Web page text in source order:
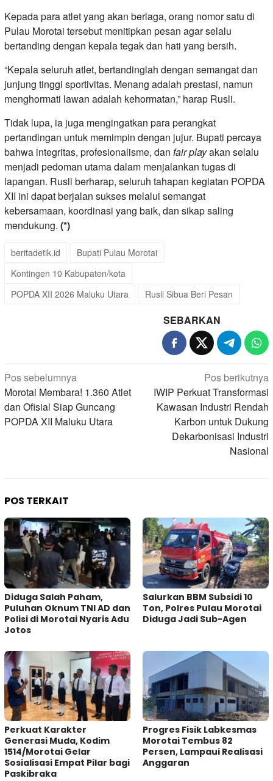
Kepada para atlet yang akan berlaga, orang nomor satu di
Pulau Morotai tersebut menitipkan pesan agar selalu
bertanding dengan kepala tegak dan hati yang bersih.
“Kepala seluruh atlet, bertandinglah dengan semangat dan
junjung tinggi sportivitas. Menang adalah prestasi, namun
menghormati lawan adalah kehormatan,” harap Rusli.
Tidak lupa, ia juga mengingatkan para perangkat
pertandingan untuk memimpin dengan jujur. Bupati percaya
bahwa integritas, profesionalisme, dan fair playakan selalu
menjadi pedoman utama dalam menjalankan tugas di
lapangan. Rusli berharap, seluruh tahapan kegiatan POPDA
XII ini dapat berjalan sukses melalui semangat
kebersamaan, koordinasi yang baik, dan sikap saling
mendukung. (*)
beritadetik.id
Bupati Pulau Morotai
Kontingen 10 Kabupaten/kota
POPDA XII 2026 Maluku Utara
Rusli Sibua Beri Pesan
SEBARKAN
Navigasi
pos
Pos sebelumnya
Morotai Membara! 1.360 Atlet
dan Ofisial Siap Guncang
POPDA XII Maluku Utara
Pos berikutnya
IWIP Perkuat Transformasi
Kawasan Industri Rendah
Karbon untuk Dukung
Dekarbonisasi Industri
Nasional
POS TERKAIT
Diduga Salah Paham,
Puluhan Oknum TNI AD dan
Polisi di Morotai Nyaris Adu
Jotos
Salurkan BBM Subsidi 10
Ton, Polres Pulau Morotai
Diduga Jadi Sub-Agen
Perkuat Karakter
Generasi Muda, Kodim
1514/Morotai Gelar
Sosialisasi Empat Pilar bagi
Paskibraka
Progres Fisik Labkesmas
Morotai Tembus 82
Persen, Lampaui Realisasi
Anggaran